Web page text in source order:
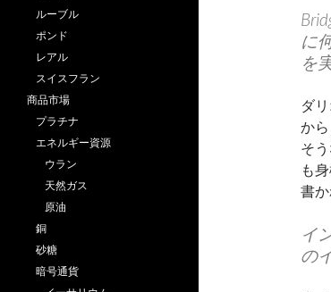
に
を
ダ
か
そ
も
書
イ
の
ルーブル
ポンド
レアル
スイスフラン
商品市場
プラチナ
エネルギー資源
ウラン
天然ガス
原油
銅
砂糖
暗号通貨